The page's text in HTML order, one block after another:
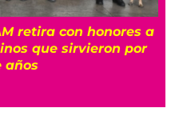
retira con honores a
que sirvieron por
años